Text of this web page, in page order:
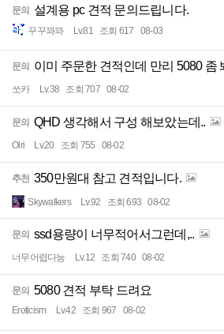
문의 설계용 pc 견적 문의드립니다.
꾸꾸꽈꽈 Lv.81 조회 617 08-03
문의 이미 주문한 견적인데 만리 5080 좀
쏘카 Lv.38 조회 707 08-02
문의 QHD 생각해서 구성 해보았는데..
Olri Lv.20 조회 755 08-02
추천 350만원대 참고 견적입니다.
Skywalkers Lv.92 조회 693 08-02
문의 ssd용량이 너무적어서그런데,..
너무어렵다능 Lv.12 조회 740 08-02
문의 5080 견적 부탁 드려요
Eroticism Lv.42 조회 967 08-02